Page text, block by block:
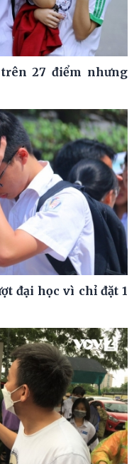
27 điểm nhưng
đại học vì chỉ đặt 1